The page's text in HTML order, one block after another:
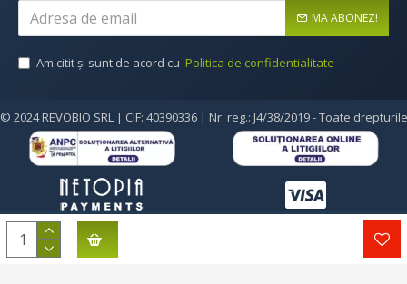
MA ABONEZ!
Am citit şi sunt de acord cu Politica de confidentialitate
© 2024 REVOBIO SRL | CIF: 40390336 | Nr. reg.: J4/38/2019 - Toate